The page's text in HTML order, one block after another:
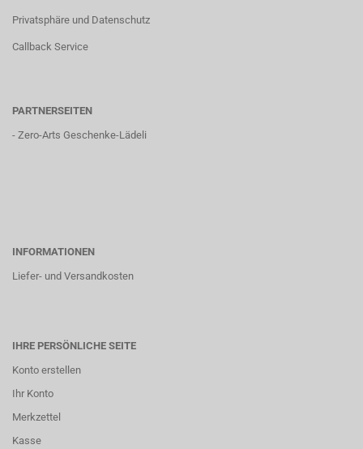
Privatsphäre und Datenschutz
Callback Service
PARTNERSEITEN
- Zero-Arts Geschenke-Lädeli
INFORMATIONEN
Liefer- und Versandkosten
IHRE PERSÖNLICHE SEITE
Konto erstellen
Ihr Konto
Merkzettel
Kasse